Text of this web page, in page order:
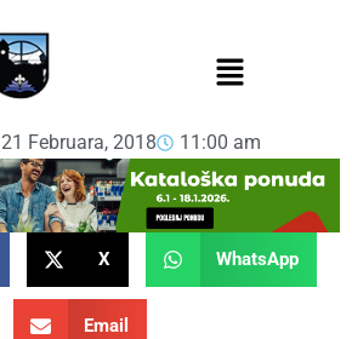
21 Februara, 2018 11:00 am
X WhatsApp
Email